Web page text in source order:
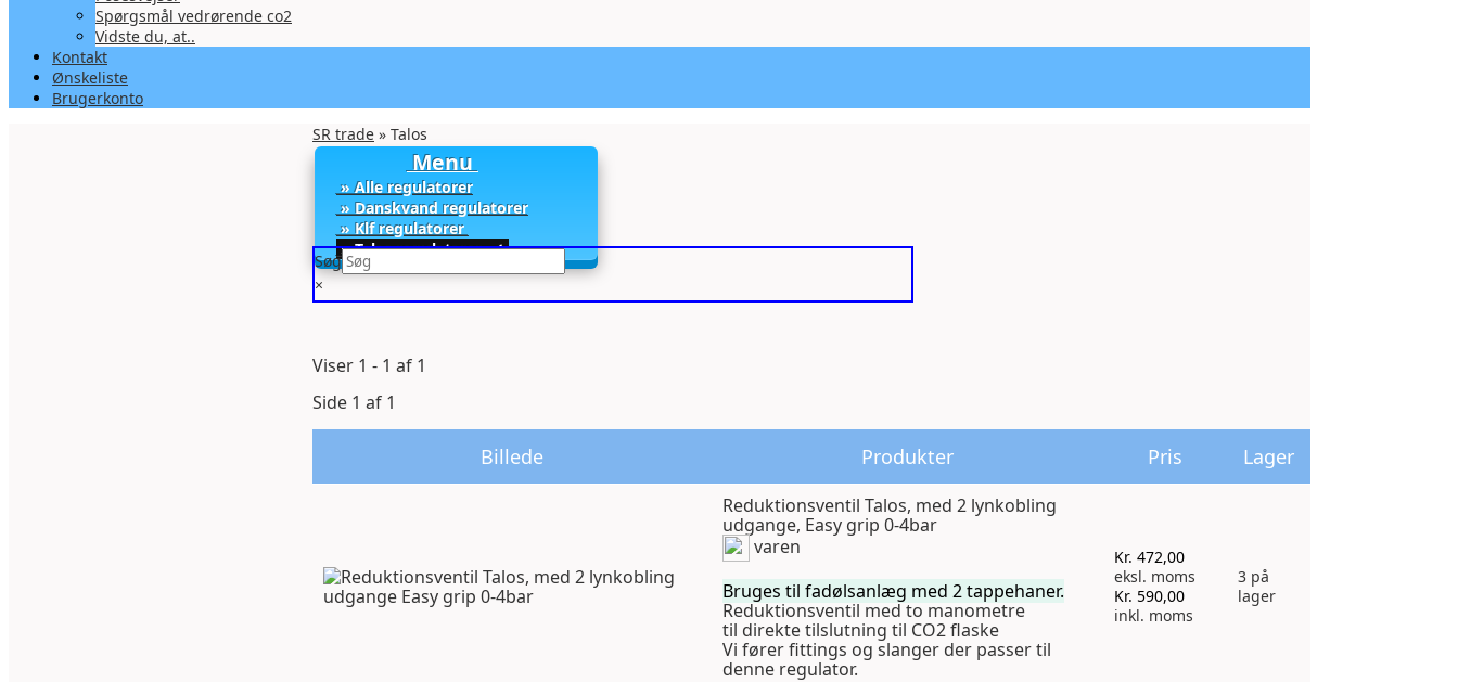
Spørgsmål vedrørende co2
Vidste du, at..
Kontakt
Ønskeliste
Brugerkonto
SR trade » Talos
Menu
» Alle regulatorer
» Danskvand regulatorer
» Klf regulatorer
» Talos regulatorer ✓
Søg
×
Viser 1 - 1 af 1
Side 1 af 1
Billede Produkter Pris Lager
Reduktionsventil Talos, med 2 lynkobling
udgange, Easy grip 0-4bar
varen
Bruges til fadølsanlæg med 2 tappehaner.
Reduktionsventil med to manometre
til direkte tilslutning til CO2 flaske
Vi fører fittings og slanger der passer til
denne regulator.
Kr. 472,00
eksl. moms
Kr. 590,00
inkl. moms
3 på
lager